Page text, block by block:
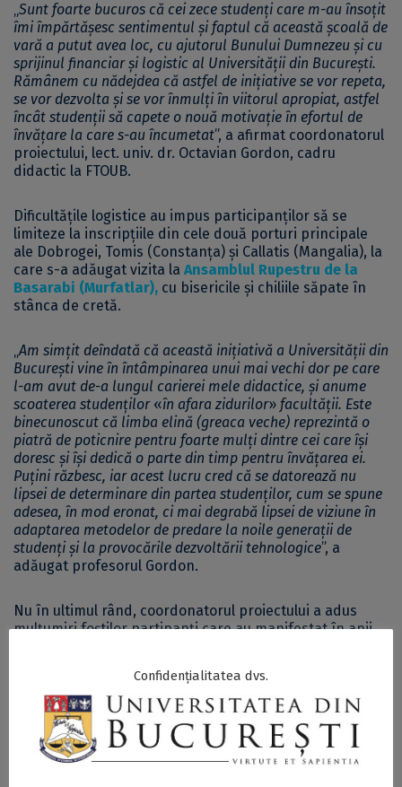
„Sunt foarte bucuros că cei zece studenți care m-au însoțit
îmi împărtășesc sentimentul și faptul că această școală de
vară a putut avea loc, cu ajutorul Bunului Dumnezeu și cu
sprijinul financiar și logistic al Universității din București.
Rămânem cu nădejdea că astfel de inițiative se vor repeta,
se vor dezvolta și se vor înmulți în viitorul apropiat, astfel
încât studenții să capete o nouă motivație în efortul de
învățare la care s-au încumetat”, a afirmat coordonatorul
proiectului, lect. univ. dr. Octavian Gordon, cadru
didactic la FTOUB.
Dificultățile logistice au impus participanților să se
limiteze la inscripțiile din cele două porturi principale
ale Dobrogei, Tomis (Constanța) și Callatis (Mangalia), la
care s-a adăugat vizita la Ansamblul Rupestru de la
Basarabi (Murfatlar), cu bisericile și chiliile săpate în
stânca de cretă.
„Am simțit deîndată că această inițiativă a Universității din
București vine în întâmpinarea unui mai vechi dor pe care
l-am avut de-a lungul carierei mele didactice, și anume
scoaterea studenților «în afara zidurilor» facultății. Este
binecunoscut că limba elină (greaca veche) reprezintă o
piatră de poticnire pentru foarte mulți dintre cei care își
doresc și își dedică o parte din timp pentru învățarea ei.
Puțini răzbesc, iar acest lucru cred că se datorează nu
lipsei de determinare din partea studenților, cum se spune
adesea, în mod eronat, ci mai degrabă lipsei de viziune în
adaptarea metodelor de predare la noile generații de
studenți și la provocările dezvoltării tehnologice”, a
adăugat profesorul Gordon.
Nu în ultimul rând, coordonatorul proiectului a adus
mulțumiri foștilor partipanți care au manifestat în anii
Tabăra de Limba Elină de la Mănăstirea Oașa din județul
Alba. În acest sens, profesorul Gordon i-a menționat
atât pe cei de la FTOUB – Antoanela Cernătescu, Valentin
Cocan, Justina Condoiu, Bogdan Fișcuci, Theodor Marin,
Anca Ionescu și Andrei Stan, cât și pe cei de la FLLS –
Confidențialitatea dvs.